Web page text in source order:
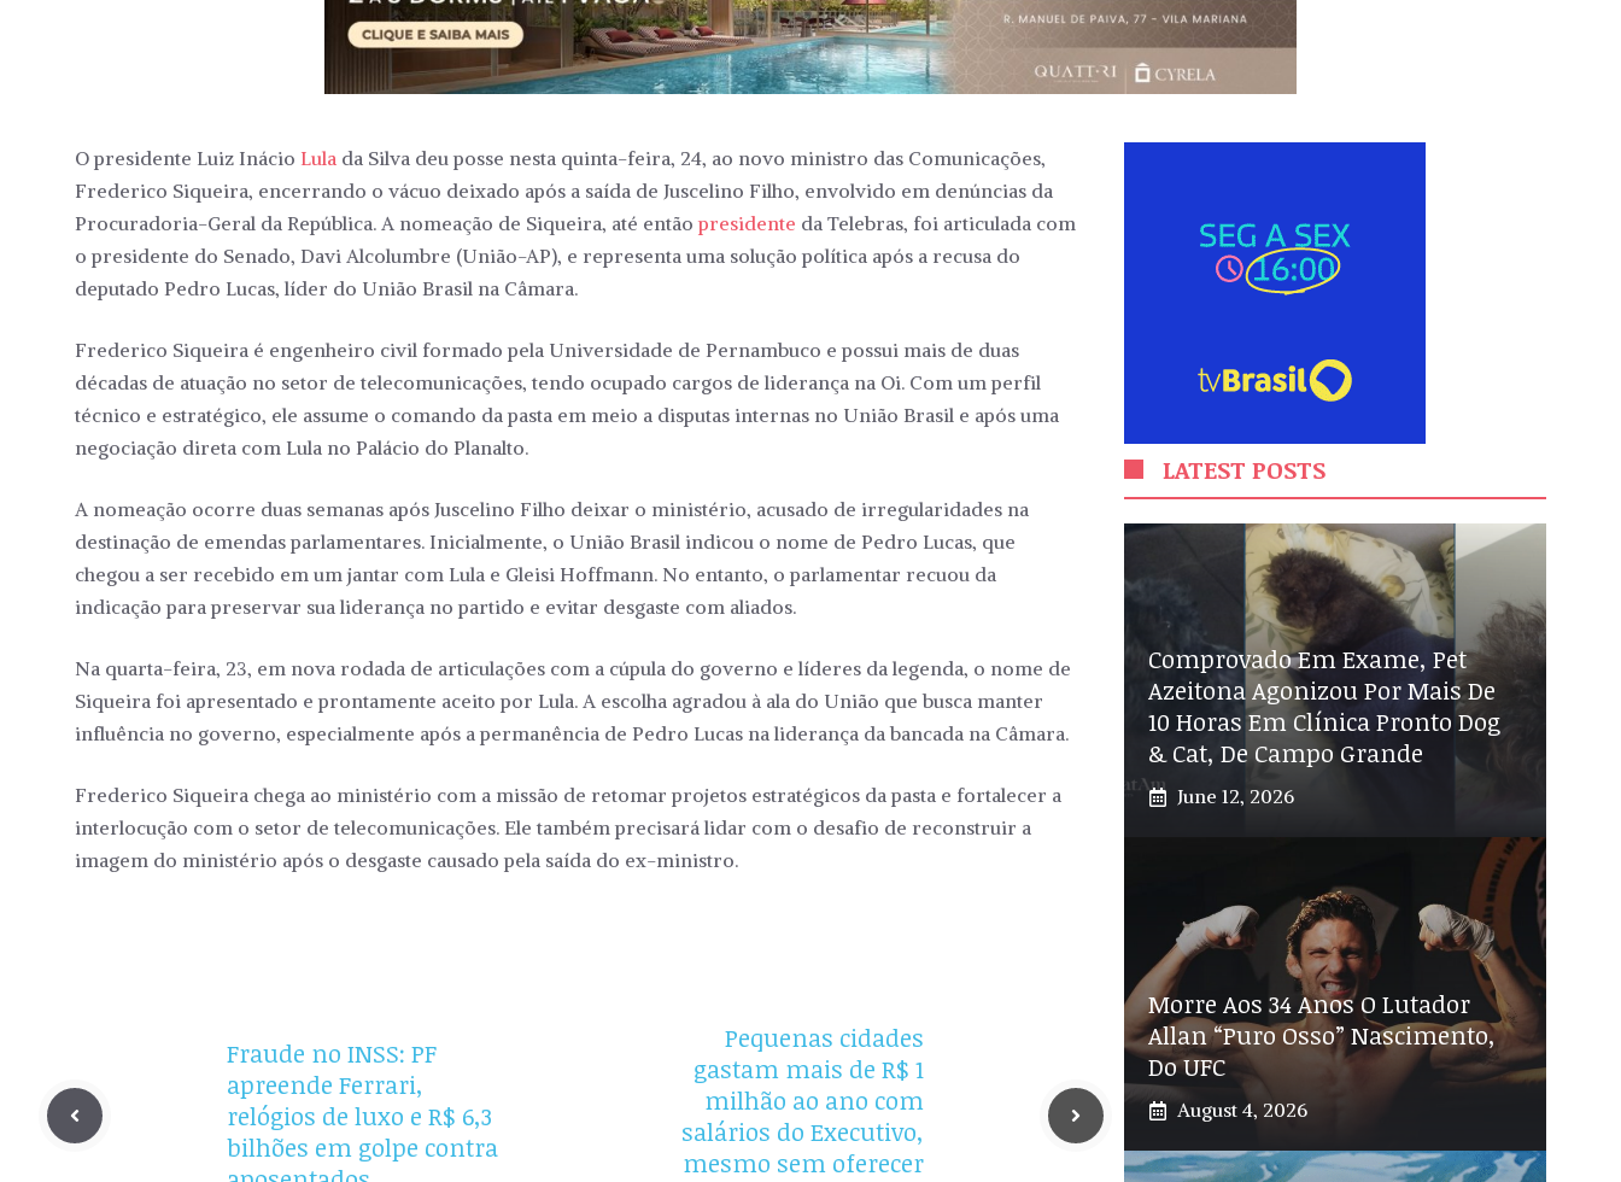
O presidente Luiz Inácio Lula da Silva deu posse nesta quinta-feira, 24, ao novo ministro das Comunicações,
Frederico Siqueira, encerrando o vácuo deixado após a saída de Juscelino Filho, envolvido em denúncias da
Procuradoria-Geral da República. A nomeação de Siqueira, até então presidente da Telebras, foi articulada com
o presidente do Senado, Davi Alcolumbre (União-AP), e representa uma solução política após a recusa do
deputado Pedro Lucas, líder do União Brasil na Câmara.
Frederico Siqueira é engenheiro civil formado pela Universidade de Pernambuco e possui mais de duas
décadas de atuação no setor de telecomunicações, tendo ocupado cargos de liderança na Oi. Com um perfil
técnico e estratégico, ele assume o comando da pasta em meio a disputas internas no União Brasil e após uma
negociação direta com Lula no Palácio do Planalto.
A nomeação ocorre duas semanas após Juscelino Filho deixar o ministério, acusado de irregularidades na
destinação de emendas parlamentares. Inicialmente, o União Brasil indicou o nome de Pedro Lucas, que
chegou a ser recebido em um jantar com Lula e Gleisi Hoffmann. No entanto, o parlamentar recuou da
indicação para preservar sua liderança no partido e evitar desgaste com aliados.
Na quarta-feira, 23, em nova rodada de articulações com a cúpula do governo e líderes da legenda, o nome de
Siqueira foi apresentado e prontamente aceito por Lula. A escolha agradou à ala do União que busca manter
influência no governo, especialmente após a permanência de Pedro Lucas na liderança da bancada na Câmara.
Frederico Siqueira chega ao ministério com a missão de retomar projetos estratégicos da pasta e fortalecer a
interlocução com o setor de telecomunicações. Ele também precisará lidar com o desafio de reconstruir a
imagem do ministério após o desgaste causado pela saída do ex-ministro.
Fraude no INSS: PF
apreende Ferrari,
relógios de luxo e R$ 6,3
bilhões em golpe contra
Pequenas cidades
gastam mais de R$ 1
milhão ao ano com
salários do Executivo,
mesmo sem oferecer
LATEST POSTS
Comprovado Em Exame, Pet
Azeitona Agonizou Por Mais De
10 Horas Em Clínica Pronto Dog
& Cat, De Campo Grande
June 12, 2026
Morre Aos 34 Anos O Lutador
Allan “Puro Osso” Nascimento,
Do UFC
August 4, 2026